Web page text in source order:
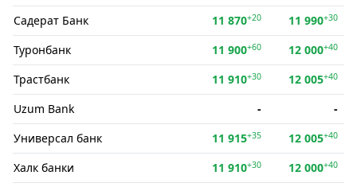
Садерат Банк 11 870+20 11 990+30
Туронбанк 11 900+60 12 000+40
Трастбанк 11 910+30 12 005+40
Uzum Bank -
-
Универсал банк
11 915+35 12 005+40
Халк банки 11 910+30 12 000+40